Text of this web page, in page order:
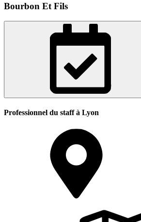
Bourbon Et Fils
Professionnel du staff à Lyon